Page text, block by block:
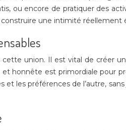
ou encore de pratiquer des
une intimité réellement
union. Il est vital de créer
honnête est primordiale
les préférences de l’autre,